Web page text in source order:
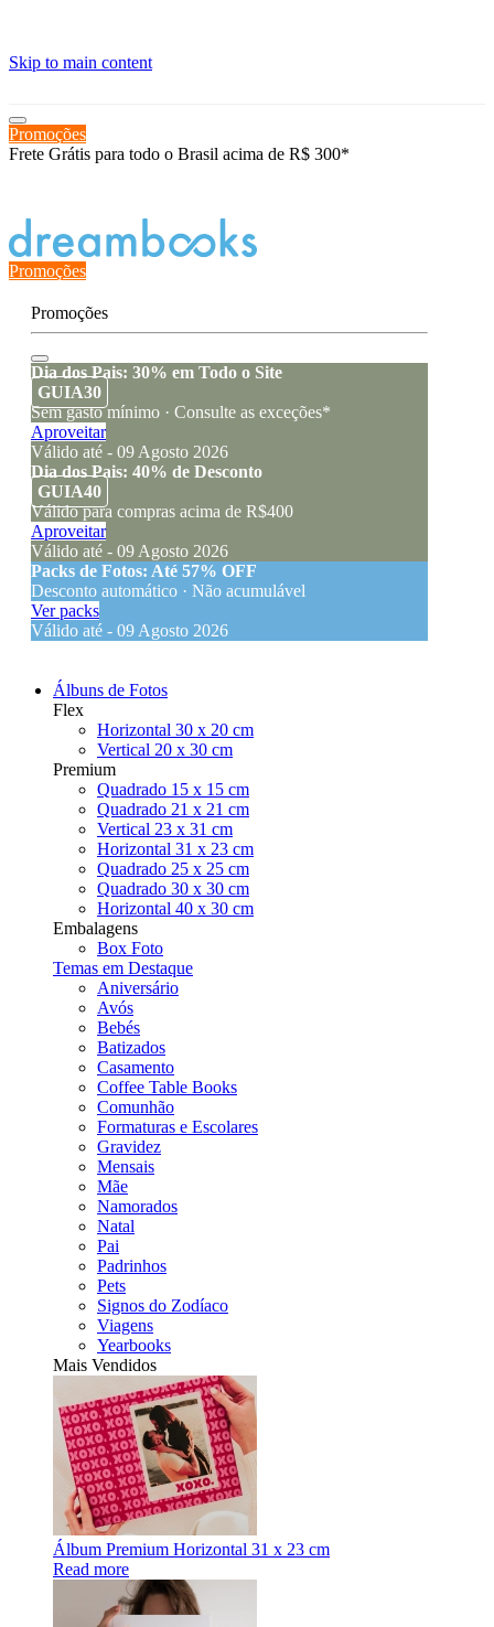
Skip to main content
Promoções
Frete Grátis para todo o Brasil acima de R$ 300*
Promoções
Promoções
Dia dos Pais: 30% em Todo o Site
GUIA30
Sem gasto mínimo · Consulte as exceções*
Aproveitar
Válido até - 09 Agosto 2026
Dia dos Pais: 40% de Desconto
GUIA40
Válido para compras acima de R$400
Aproveitar
Válido até - 09 Agosto 2026
Packs de Fotos: Até 57% OFF
Desconto automático · Não acumulável
Ver packs
Válido até - 09 Agosto 2026
Álbuns de Fotos
Flex
Horizontal 30 x 20 cm
Vertical 20 x 30 cm
Premium
Quadrado 15 x 15 cm
Quadrado 21 x 21 cm
Vertical 23 x 31 cm
Horizontal 31 x 23 cm
Quadrado 25 x 25 cm
Quadrado 30 x 30 cm
Horizontal 40 x 30 cm
Embalagens
Box Foto
Temas em Destaque
Aniversário
Avós
Bebés
Batizados
Casamento
Coffee Table Books
Comunhão
Formaturas e Escolares
Gravidez
Mensais
Mãe
Namorados
Natal
Pai
Padrinhos
Pets
Signos do Zodíaco
Viagens
Yearbooks
Mais Vendidos
Álbum Premium Horizontal 31 x 23 cm
Read more
≡